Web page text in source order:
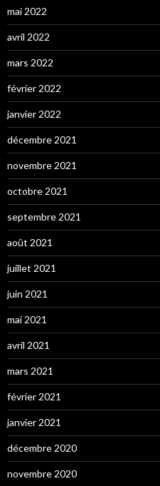
mai 2022
avril 2022
mars 2022
février 2022
janvier 2022
décembre 2021
novembre 2021
octobre 2021
septembre 2021
août 2021
juillet 2021
juin 2021
mai 2021
avril 2021
mars 2021
février 2021
janvier 2021
décembre 2020
novembre 2020